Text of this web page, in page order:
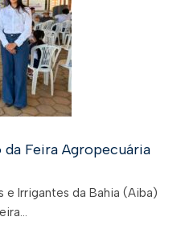
Feira Agropecuária
e Irrigantes da Bahia (Aiba)